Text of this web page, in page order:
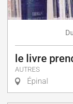
le livre
AUTRES
Épinal